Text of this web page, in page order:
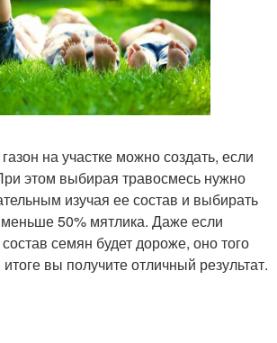
на участке можно создать, если
этом выбирая травосмесь нужно
изучая ее состав и выбирать
меньше 50% мятлика. Даже если
семян будет дороже, оно того
вы получите отличный результат.